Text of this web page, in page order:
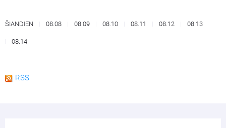
ŠIANDIEN 08.08 08.09 08.10 08.11 08.12 08.13
08.14
RSS